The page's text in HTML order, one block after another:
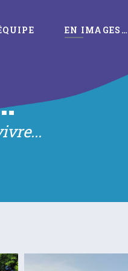
EN IMAGES…